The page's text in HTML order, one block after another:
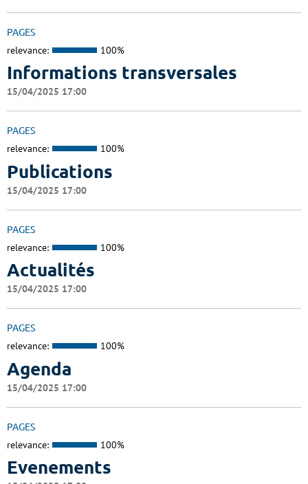
PAGES
relevance: 100%
Informations transversales
15/04/2025 17:00
PAGES
relevance: 100%
Publications
15/04/2025 17:00
PAGES
relevance: 100%
Actualités
15/04/2025 17:00
PAGES
relevance: 100%
Agenda
15/04/2025 17:00
PAGES
relevance: 100%
Evenements